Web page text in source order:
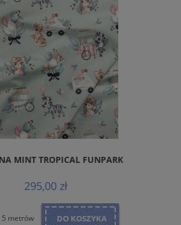
MINT TROPICAL FUNPARK
295,00 zł
5 metrów DO KOSZYKA